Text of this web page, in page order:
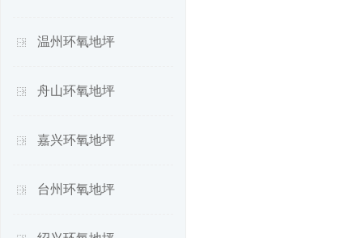
温州环氧地坪
舟山环氧地坪
嘉兴环氧地坪
台州环氧地坪